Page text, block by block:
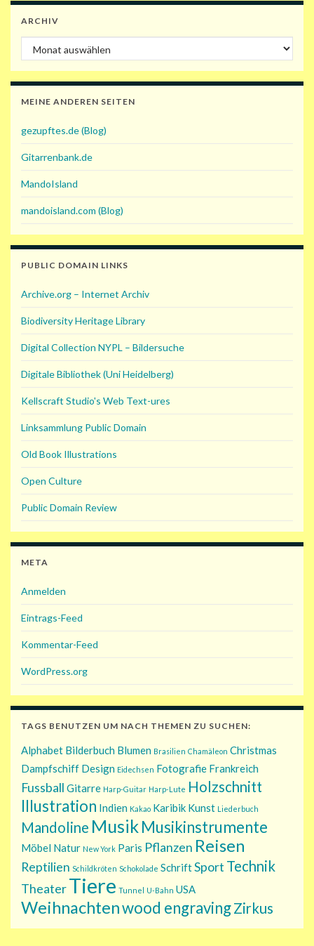
ARCHIV
Archiv
MEINE ANDEREN SEITEN
gezupftes.de (Blog)
Gitarrenbank.de
MandoIsland
mandoisland.com (Blog)
PUBLIC DOMAIN LINKS
Archive.org – Internet Archiv
Biodiversity Heritage Library
Digital Collection NYPL – Bildersuche
Digitale Bibliothek (Uni Heidelberg)
Kellscraft Studio's Web Text-ures
Linksammlung Public Domain
Old Book Illustrations
Open Culture
Public Domain Review
META
Anmelden
Eintrags-Feed
Kommentar-Feed
WordPress.org
TAGS BENUTZEN UM NACH THEMEN ZU SUCHEN:
Alphabet Bilderbuch Blumen Brasilien Chamäleon Christmas
Dampfschiff Design Eidechsen Fotografie Frankreich
Fussball Gitarre Harp-Guitar Harp-Lute Holzschnitt
Illustration Indien Kakao Karibik Kunst Liederbuch
Mandoline MusikMusikinstrumente
Möbel Natur New York Paris Pflanzen Reisen
Reptilien Schildkröten Schokolade SchriftSport Technik
TheaterTiere Tunnel U-Bahn USA
Weihnachtenwood engravingZirkus